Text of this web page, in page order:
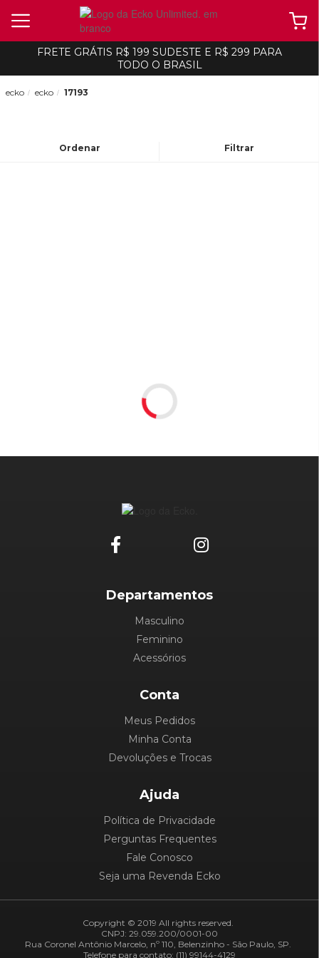
FRETE GRÁTIS R$ 199 SUDESTE E R$ 299 PARA
TODO O BRASIL
Ordenar Filtrar
ecko ecko 17193
Departamentos
Masculino
Feminino
Acessórios
Conta
Meus Pedidos
Minha Conta
Devoluções e Trocas
Ajuda
Política de Privacidade
Perguntas Frequentes
Fale Conosco
Seja uma Revenda Ecko
Copyright © 2019 All rights reserved.
CNPJ: 29.059.200/0001-00
Rua Coronel Antônio Marcelo, nº 110, Belenzinho - São Paulo, SP.
Telefone para contato: (11) 99144-4129